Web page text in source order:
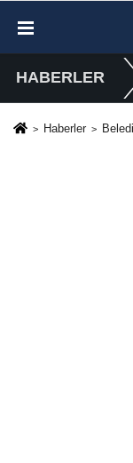
HABERLER
Haberler